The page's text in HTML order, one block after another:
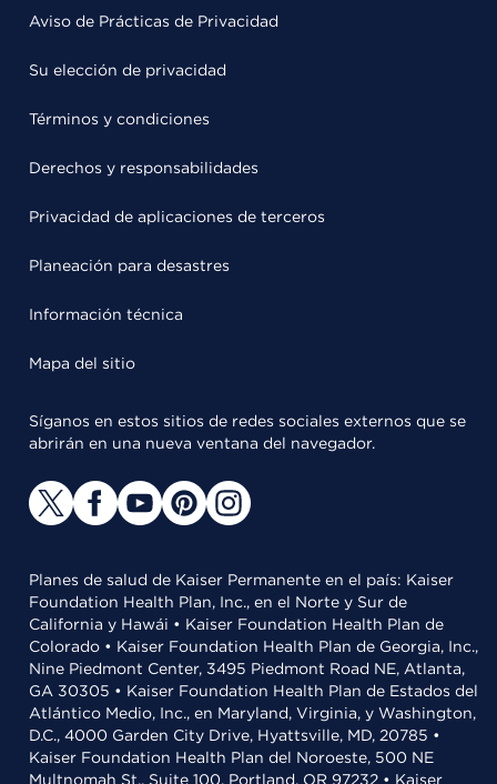
Aviso de Prácticas de Privacidad
Su elección de privacidad
Términos y condiciones
Derechos y responsabilidades
Privacidad de aplicaciones de terceros
Planeación para desastres
Información técnica
Mapa del sitio
Síganos en estos sitios de redes sociales externos que se
abrirán en una nueva ventana del navegador.
Planes de salud de Kaiser Permanente en el país: Kaiser
Foundation Health Plan, Inc., en el Norte y Sur de
California y Hawái • Kaiser Foundation Health Plan de
Colorado • Kaiser Foundation Health Plan de Georgia, Inc.,
Nine Piedmont Center, 3495 Piedmont Road NE, Atlanta,
GA 30305 • Kaiser Foundation Health Plan de Estados del
Atlántico Medio, Inc., en Maryland, Virginia, y Washington,
D.C., 4000 Garden City Drive, Hyattsville, MD, 20785 •
Kaiser Foundation Health Plan del Noroeste, 500 NE
Multnomah St., Suite 100, Portland, OR 97232 • Kaiser